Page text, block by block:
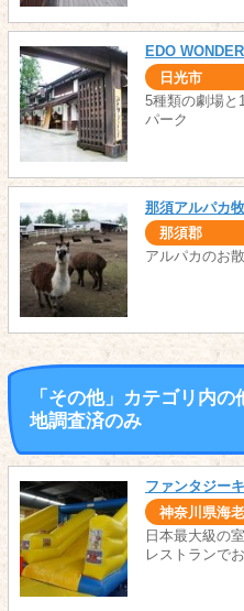
EDO
日光市
5種類の劇場と
パーク
那須アルパカ
那須郡
アルパカのお
「その他」カテゴリ内
地調査済のみ
ファンタジー
神奈川県海
日本最大級の
レストランでお